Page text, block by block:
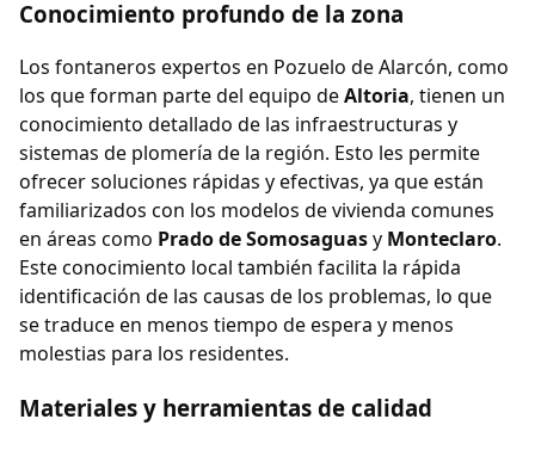
Conocimiento profundo de la zona
Los fontaneros expertos en Pozuelo de Alarcón, como
los que forman parte del equipo deAltoria, tienen un
conocimiento detallado de las infraestructuras y
sistemas de plomería de la región. Esto les permite
ofrecer soluciones rápidas y efectivas, ya que están
familiarizados con los modelos de vivienda comunes
en áreas como Prado de Somosaguasy Monteclaro.
Este conocimiento local también facilita la rápida
identificación de las causas de los problemas, lo que
se traduce en menos tiempo de espera y menos
molestias para los residentes.
Materiales y herramientas de calidad